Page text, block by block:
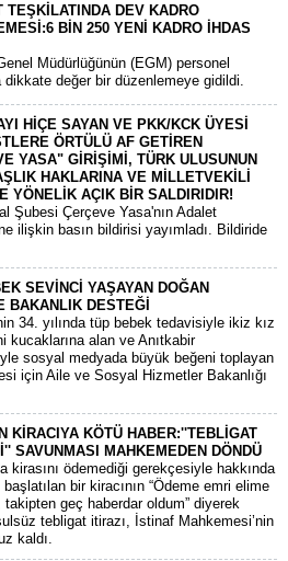
TEŞKİLATINDA DEV KADRO
BİN 250 YENİ KADRO İHDAS
Müdürlüğünün (EGM) personel
dikkate değer bir düzenlemeye gidildi.
HİÇE SAYAN VE PKK/KCK ÜYESİ
ÖRTÜLÜ AF GETİREN
YASA" GİRİŞİMİ, TÜRK ULUSUNUN
HAKLARINA VE MİLLETVEKİLİ
YÖNELİK AÇIK BİR SALDIRIDIR!
Şubesi Çerçeve Yasa'nın Adalet
ilişkin basın bildirisi yayımladı. Bildiride
SEVİNCİ YAŞAYAN DOĞAN
BAKANLIK DESTEĞİ
34. yılında tüp bebek tedavisiyle ikiz kız
kucaklarına alan ve Anıtkabir
sosyal medyada büyük beğeni toplayan
için Aile ve Sosyal Hizmetler Bakanlığı
KİRACIYA KÖTÜ HABER:''TEBLİGAT
SAVUNMASI MAHKEMEDEN DÖNDÜ
kirasını ödemediği gerekçesiyle hakkında
bir kiracının “Ödeme emri elime
takipten geç haberdar oldum” diyerek
tebligat itirazı, İstinaf Mahkemesi’nin
kaldı.